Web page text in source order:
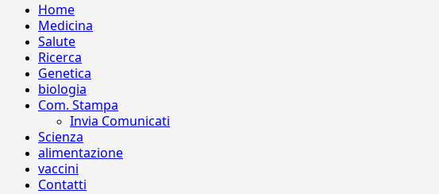
Home
Medicina
Salute
Ricerca
Genetica
biologia
Com. Stampa
Invia Comunicati
Scienza
alimentazione
vaccini
Contatti